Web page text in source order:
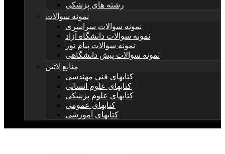
رشته های پزشکی
نمونه سوالات
نمونه سوالات سراسری
نمونه سوالات دانشگاه آزاد
نمونه سوالات پیام نور
نمونه سوالات پیش دانشگاهی
منابع لاتین
کتابهای فنی مهندسی
کتابهای علوم انسانی
کتابهای علوم پزشکی
کتابهای عمومی
کتابهای آموزشی